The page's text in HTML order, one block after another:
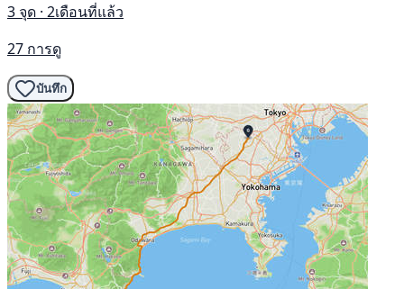
3 จุด · 2เดือนที่แล้ว
27 การดู
บันทึก